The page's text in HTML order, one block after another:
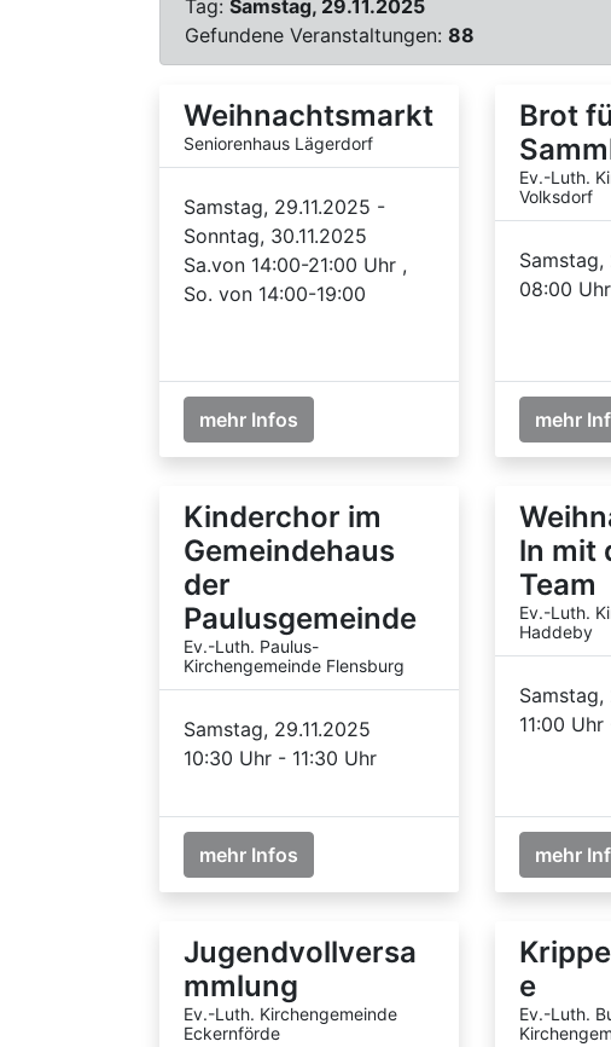
Tag: Samstag, 29.11.2025
Gefundene Veranstaltungen: 88
Weihnachtsmarkt
Seniorenhaus Lägerdorf
Samstag, 29.11.2025 -
Sonntag, 30.11.2025
Sa.von 14:00-21:00 Uhr ,
So. von 14:00-19:00
mehr Infos
Brot
Ev.-Luth.
Volksdorf
Samstag,
08:00
mehr
Kinderchor im
Gemeindehaus
der
Paulusgemeinde
Ev.-Luth. Paulus-
Kirchengemeinde Flensburg
Samstag, 29.11.2025
10:30 Uhr - 11:30 Uhr
mehr Infos
ln mit
Team
Ev.-Luth.
Haddeby
Samstag,
11:00
mehr
Jugendvollversa
mmlung
Ev.-Luth. Kirchengemeinde
Eckernförde
e
Ev.-Luth.